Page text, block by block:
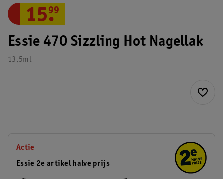
Essie 470 Sizzling Hot Nagellak
13,5ml
15.
99
Actie
Essie 2e artikel halve prijs